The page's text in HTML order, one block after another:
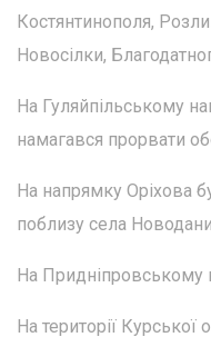
Костянтинополя,
Новосілки,
На Гуляйпільському
намагався прорвати
На напрямку Оріхова
поблизу села
На Придніпровському
На території Курської